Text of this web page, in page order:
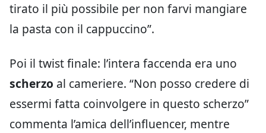
tirato il più possibile per non farvi mangiare
la pasta con il cappuccino”.
Poi il twist finale: l’intera faccenda era uno
scherzo al cameriere. “Non posso credere di
essermi fatta coinvolgere in questo scherzo”
commenta l’amica dell’influencer, mentre